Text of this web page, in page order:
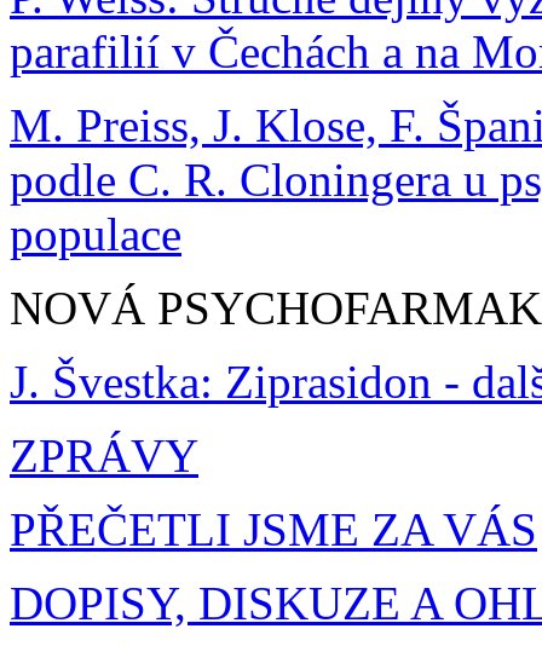
parafilií v Čechách a na
M. Preiss, J. Klose, F.
podle C. R. Cloningera u
populace
NOVÁ
J. Švestka: Ziprasidon -
ZPRÁVY
PŘEČETLI JSME ZA VÁS
DOPISY, DISKUZE A